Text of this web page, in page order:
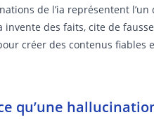
de l’ia représentent
invente des faits, cite de
créer des contenus fiables
qu’une